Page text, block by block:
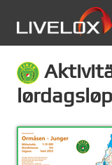
lørdagsløp